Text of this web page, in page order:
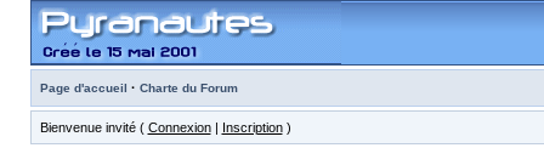
Page d'accueil · Charte du Forum
Bienvenue invité ( Connexion| Inscription)